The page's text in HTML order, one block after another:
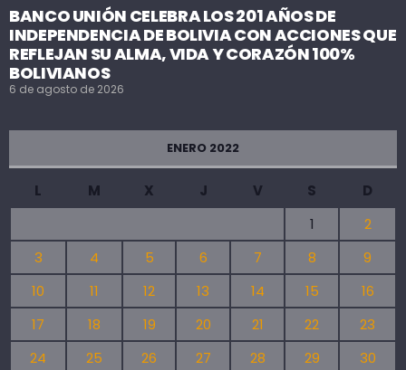
BANCO UNIÓN CELEBRA LOS 201 AÑOS DE
INDEPENDENCIA DE BOLIVIA CON ACCIONES QUE
REFLEJAN SU ALMA, VIDA Y CORAZÓN 100%
BOLIVIANOS
6 de agosto de 2026
ENERO 2022
L M X J V S
D
1
2
3
4 5 6 7 8
9
10
11 12 13 14 15
16
17
18 19 20 21 22
23
24
25 26 27 28 29
30